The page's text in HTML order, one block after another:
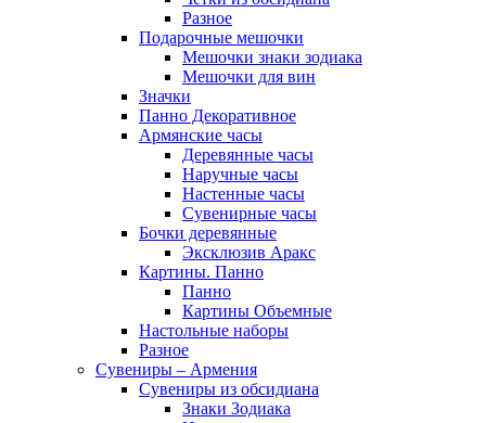
Разное
Подарочные мешочки
Мешочки знаки зодиака
Мешочки для вин
Значки
Панно Декоративное
Армянские часы
Деревянные часы
Наручные часы
Настенные часы
Сувенирные часы
Бочки деревянные
Эксклюзив Аракс
Картины. Панно
Панно
Картины Объемные
Настольные наборы
Разное
Сувениры – Армения
Сувениры из обсидиана
Знаки Зодиака